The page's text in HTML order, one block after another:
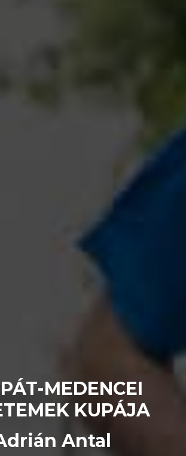
MEDENCEI
KUPÁJA
Antal